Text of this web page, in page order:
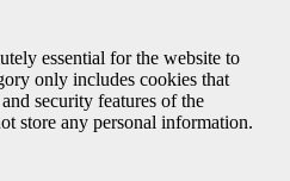
essential for the website to
only includes cookies that
security features of the
store any personal information.